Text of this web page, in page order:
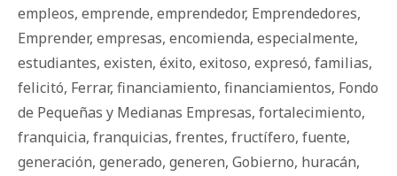
empleos, emprende, emprendedor, Emprendedores,
Emprender, empresas, encomienda, especialmente,
estudiantes, existen, éxito, exitoso, expresó, familias,
felicitó, Ferrar, financiamiento, financiamientos, Fondo
de Pequeñas y Medianas Empresas, fortalecimiento,
franquicia, franquicias, frentes, fructífero, fuente,
generación, generado, generen, Gobierno, huracán,